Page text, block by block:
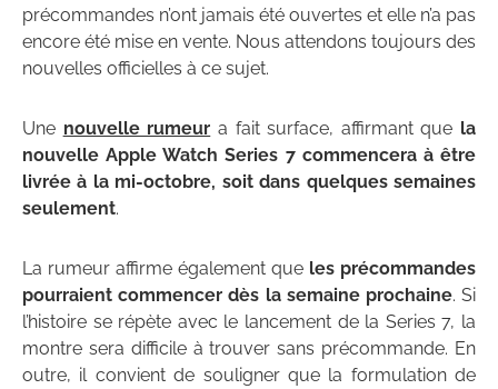
précommandes n’ont jamais été ouvertes et elle n’a pas
encore été mise en vente. Nous attendons toujours des
nouvelles officielles à ce sujet.
Une nouvelle rumeur a fait surface, affirmant que la
nouvelle Apple Watch Series 7 commencera à être
livrée à la mi-octobre, soit dans quelques semaines
seulement.
La rumeur affirme également que les précommandes
pourraient commencer dès la semaine prochaine. Si
l’histoire se répète avec le lancement de la Series 7, la
montre sera difficile à trouver sans précommande. En
outre, il convient de souligner que la formulation de